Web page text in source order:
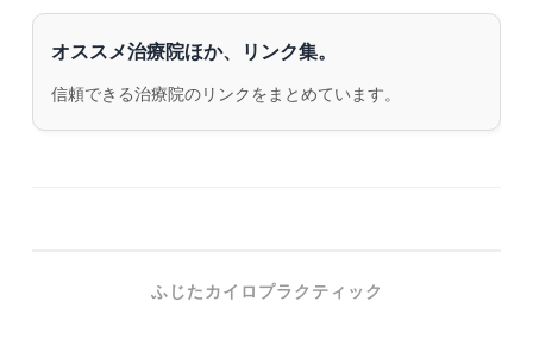
オススメ治療院ほか、リンク集。
信頼できる治療院のリンクをまとめています。
ふじたカイロプラクティック